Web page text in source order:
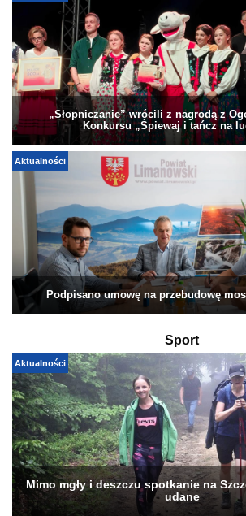
„Słopniczanie” wrócili z nagrodą z
Konkursu „Śpiewaj i tańcz na
Aktualności
Podpisano umowę na przebudowę
Sport
Aktualności
Mimo mgły i deszczu spotkanie na
udane